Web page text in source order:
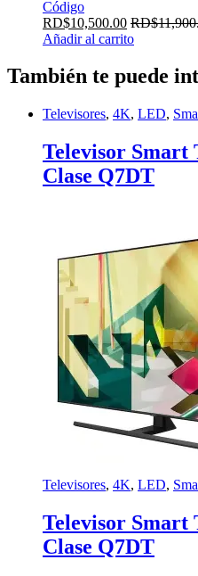
Código
RD$10,500.00 RD$
Añadir al carrito
También te puede
Televisores, 4K, LED,
Televisor Smart
Clase Q7DT
Televisores, 4K, LED,
Televisor Smart
Clase Q7DT